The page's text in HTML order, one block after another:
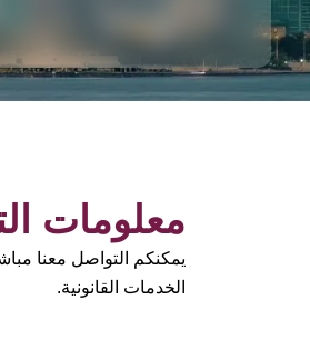
معلومات
يمكنكم التواصل معنا
الخدمات القانونية.